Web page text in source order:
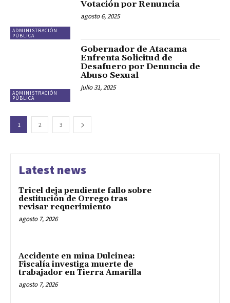
ADMINISTRACIÓN
PÚBLICA
Votación por Renuncia
agosto 6, 2025
ADMINISTRACIÓN
PÚBLICA
Gobernador de Atacama
Enfrenta Solicitud de
Desafuero por Denuncia de
Abuso Sexual
julio 31, 2025
1 2 3
Latest news
Tricel deja pendiente fallo sobre
destitución de Orrego tras
revisar requerimiento
agosto 7, 2026
Accidente en mina Dulcinea:
Fiscalía investiga muerte de
trabajador en Tierra Amarilla
agosto 7, 2026